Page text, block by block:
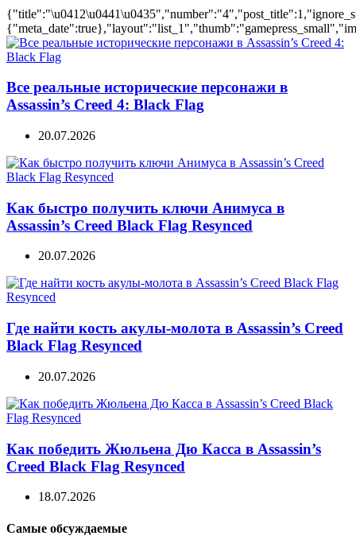
Все реальные исторические персонажи в
Assassin’s Creed 4: Black Flag
20.07.2026
Как быстро получить ключи Анимуса в
Assassin’s Creed Black Flag Resynced
20.07.2026
Где найти кость акулы-молота в Assassin’s Creed
Black Flag Resynced
20.07.2026
Как победить Жюльена Дю Касса в Assassin’s
Creed Black Flag Resynced
18.07.2026
Самые обсуждаемые